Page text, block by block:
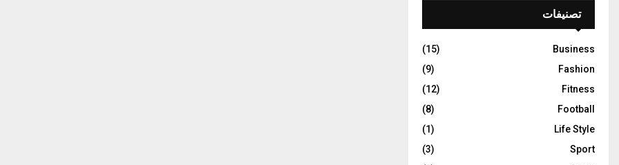
تصنيفات
Business
(15)
Fashion
(9)
Fitness
(12)
Football
(8)
Life Style
(1)
Sport
(3)